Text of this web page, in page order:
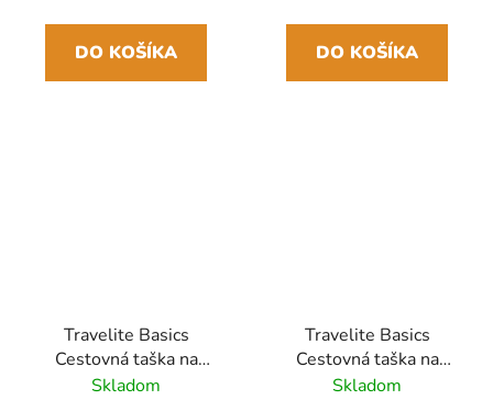
DO KOŠÍKA DO KOŠÍKA
Travelite Basics
Cestovná taška na
kolieskach M 70 cm
Skladom
Travelite Basics
Cestovná taška na
kolieskach M 70 cm
Skladom